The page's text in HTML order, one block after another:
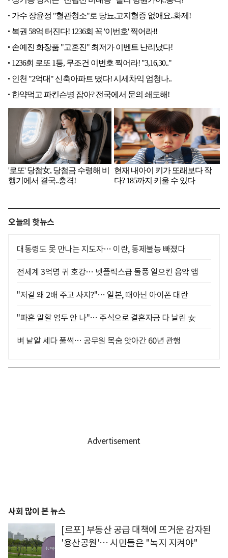
오늘의 핫뉴스
대통령도 못 만나는 지도자… 이란, 통제불능 빠졌다
전세계 3억명 귀 호강… 넷플릭스급 돌풍 일으킨 음악 앱
"저걸 왜 2배 주고 사지?"… 일본, 때아닌 아이폰 대란
"파혼 말할 엄두 안 나"… 주식으로 결혼자금 다 날린 女
벼 낱알 세다 풀썩… 공무원 목숨 앗아간 60년 관행
사회 많이 본 뉴스
[르포] 부동산 공급 대책에 뜨거운 감자된
'용산공원'… 시민들은 "녹지 지켜야"